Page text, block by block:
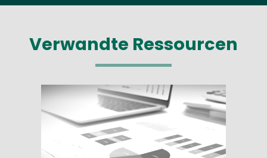
Verwandte Ressourcen